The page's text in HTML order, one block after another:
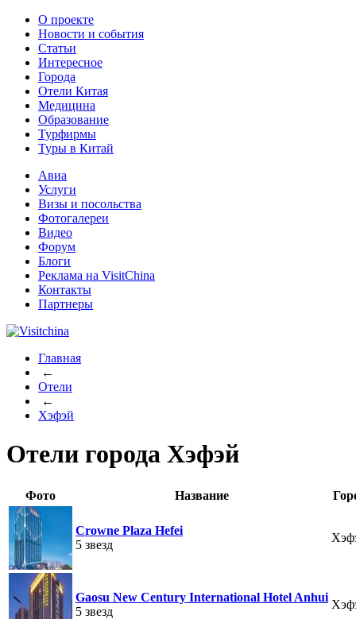
О проекте
Новости и события
Статьи
Интересное
Города
Отели Китая
Медицина
Образование
Турфирмы
Туры в Китай
Авиа
Услуги
Визы и посольства
Фотогалереи
Видео
Форум
Блоги
Реклама на VisitChina
Контакты
Партнеры
Главная
←
Отели
←
Хэфэй
Отели города Хэфэй
Фото Название
Crowne Plaza Hefei
5 звезд
Gaosu New Century International Hotel Anhui
5 звезд